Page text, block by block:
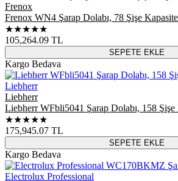
Frenox
Frenox WN4 Şarap Dolabı, 78 Şişe
★★★★★
105,264.09 TL
SEPETE EKLE
Kargo Bedava
Liebherr
Liebherr WFbli5041 Şarap Dolabı, 158 Şişe
★★★★★
175,945.07 TL
SEPETE EKLE
Kargo Bedava